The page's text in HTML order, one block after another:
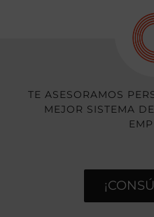
TE ASESORAMOS
MEJOR SISTEMA